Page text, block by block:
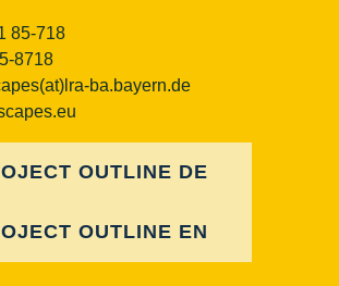
85-718
8718
ba.bayern.de
OUTLINE DE
OUTLINE EN